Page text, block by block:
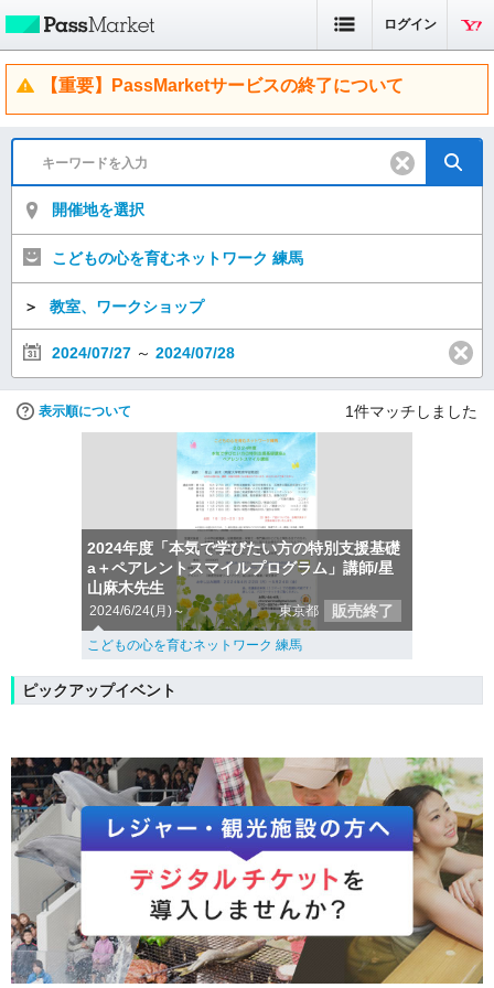
ログイン
【重要】PassMarketサービスの終了について
開催地を選択
こどもの心を育むネットワーク 練馬
＞ 教室、ワークショップ
2024/07/27 ～ 2024/07/28
表示順について 1件マッチしました
2024年度「本気で学びたい方の特別支援基礎
a＋ペアレントスマイルプログラム」講師/星
山麻木先生
2024/6/24(月)～ 東京都 販売終了
こどもの心を育むネットワーク 練馬
ピックアップイベント